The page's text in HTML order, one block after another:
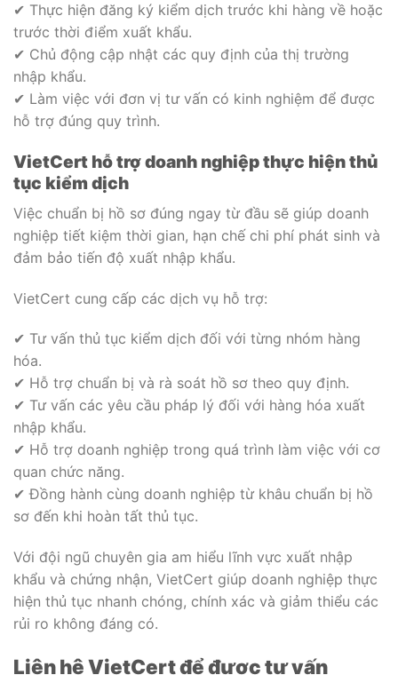
✔ Thực hiện đăng ký kiểm dịch trước khi hàng về hoặc
trước thời điểm xuất khẩu.
✔ Chủ động cập nhật các quy định của thị trường
nhập khẩu.
✔ Làm việc với đơn vị tư vấn có kinh nghiệm để được
hỗ trợ đúng quy trình.
VietCert hỗ trợ doanh nghiệp thực hiện thủ
tục kiểm dịch
Việc chuẩn bị hồ sơ đúng ngay từ đầu sẽ giúp doanh
nghiệp tiết kiệm thời gian, hạn chế chi phí phát sinh và
đảm bảo tiến độ xuất nhập khẩu.
VietCert cung cấp các dịch vụ hỗ trợ:
✔ Tư vấn thủ tục kiểm dịch đối với từng nhóm hàng
hóa.
✔ Hỗ trợ chuẩn bị và rà soát hồ sơ theo quy định.
✔ Tư vấn các yêu cầu pháp lý đối với hàng hóa xuất
nhập khẩu.
✔ Hỗ trợ doanh nghiệp trong quá trình làm việc với cơ
quan chức năng.
✔ Đồng hành cùng doanh nghiệp từ khâu chuẩn bị hồ
sơ đến khi hoàn tất thủ tục.
Với đội ngũ chuyên gia am hiểu lĩnh vực xuất nhập
khẩu và chứng nhận, VietCert giúp doanh nghiệp thực
hiện thủ tục nhanh chóng, chính xác và giảm thiểu các
rủi ro không đáng có.
Liên hệ VietCert để được tư vấn